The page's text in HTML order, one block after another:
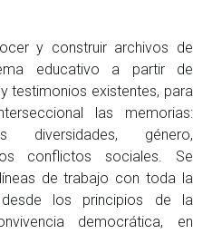
y construir archivos de
educativo a partir de
testimonios existentes, para
las memorias:
diversidades, género,
conflictos sociales. Se
de trabajo con toda la
desde los principios de la
democrática, en